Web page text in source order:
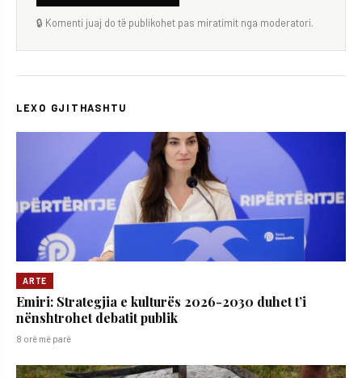
🔒 Komenti juaj do të publikohet pas miratimit nga moderatori.
LEXO GJITHASHTU
ARTE
Emiri: Strategjia e kulturës 2026-2030 duhet t’i
nënshtrohet debatit publik
8 orë më parë